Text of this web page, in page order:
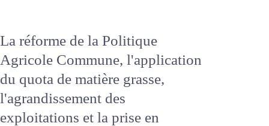
La réforme de la Politique
Agricole Commune, l'application
du quota de matière grasse,
l'agrandissement des